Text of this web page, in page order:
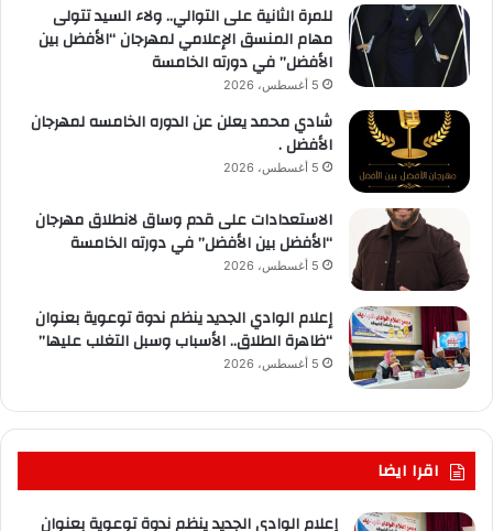
للمرة الثانية على التوالي.. ولاء السيد تتولى
مهام المنسق الإعلامي لمهرجان “الأفضل بين
الأفضل” في دورته الخامسة
5 أغسطس، 2026
شادي محمد يعلن عن الدوره الخامسه لمهرجان
الأفضل .
5 أغسطس، 2026
الاستعدادات على قدم وساق لانطلاق مهرجان
“الأفضل بين الأفضل” في دورته الخامسة
5 أغسطس، 2026
إعلام الوادي الجديد ينظم ندوة توعوية بعنوان
“ظاهرة الطلاق.. الأسباب وسبل التغلب عليها”
5 أغسطس، 2026
اقرا ايضا
إعلام الوادي الجديد ينظم ندوة توعوية بعنوان